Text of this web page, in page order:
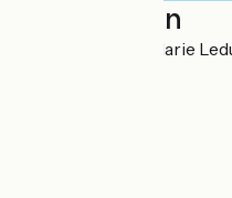
Localisation
16 chemin Jean-Marie